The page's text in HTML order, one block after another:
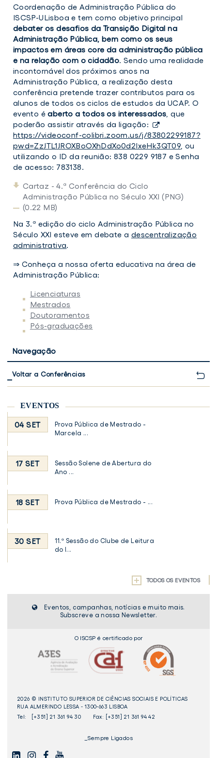
Coordenação de Administração Pública do
ISCSP-ULisboa e tem como objetivo principal
debater os desafios da Transição Digital na
Administração Pública, bem como os seus
impactos em áreas core da administração pública
e na relação com o cidadão. Sendo uma realidade
incontornável dos próximos anos na
Administração Pública, a realização desta
conferência pretende trazer contributos para os
alunos de todos os ciclos de estudos da UCAP. O
evento éaberto a todos os interessados , que
poderão assistir através da ligação:
https://videoconf-colibri.zoom.us/j/83802299187?
pwd=ZzJTL1JROXBoOXhDdXo0d2IxeHk3QT09 , ou
utilizando o ID da reunião: 838 0229 9187 e Senha
de acesso: 783138.
Cartaz - 4.ª Conferência do Ciclo
Administração Pública no Século XXI (PNG)
(0.22 MB)
Na 3.ª edição do ciclo Administração Pública no
Século XXI esteve em debate a descentralização
administrativa.
⇒ Conheça a nossa oferta educativa na área de
Administração Pública:
Licenciaturas
Mestrados
Doutoramentos
Pós-graduações
Navegação
Voltar a Conferências
EVENTOS
04 SET
Prova Pública de Mestrado -
Marcela ...
17 SET
Sessão Solene de Abertura do
Ano ...
18 SET Prova Pública de Mestrado - ...
30 SET
11.ª Sessão do Clube de Leitura
do I...
TODOS OS EVENTOS
Eventos, campanhas, notícias e muito mais.
Subscreve a nossa Newsletter.
O ISCSP é certificado por
2026 © INSTITUTO SUPERIOR DE CIÊNCIAS SOCIAIS E POLÍTICAS
RUA ALMERINDO LESSA - 1300-663 LISBOA
Tel:
[+351] 21 361 94 30 Fax: [+351] 21 361 94 42
_Sempre Ligados